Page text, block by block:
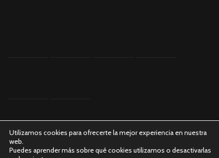
Utilizamos cookies para ofrecerte la mejor experiencia en nuestra
web.
Puedes aprender más sobre qué cookies utilizamos o desactivarlas